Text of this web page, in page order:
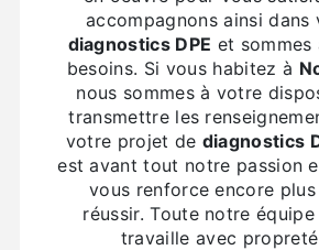
accompagnons ainsi
diagnostics DPE et sommes
besoins. Si vous habitez à
nous sommes à votre
transmettre les
votre projet de diagnostics
est avant tout notre passion
vous renforce encore
réussir. Toute notre
travaille avec